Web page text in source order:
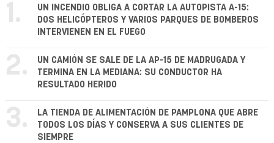
1.
UN INCENDIO OBLIGA A CORTAR LA AUTOPISTA A-15:
DOS HELICÓPTEROS Y VARIOS PARQUES DE BOMBEROS
INTERVIENEN EN EL FUEGO
2.
UN CAMIÓN SE SALE DE LA AP-15 DE MADRUGADA Y
TERMINA EN LA MEDIANA: SU CONDUCTOR HA
RESULTADO HERIDO
3.
LA TIENDA DE ALIMENTACIÓN DE PAMPLONA QUE ABRE
TODOS LOS DÍAS Y CONSERVA A SUS CLIENTES DE
SIEMPRE